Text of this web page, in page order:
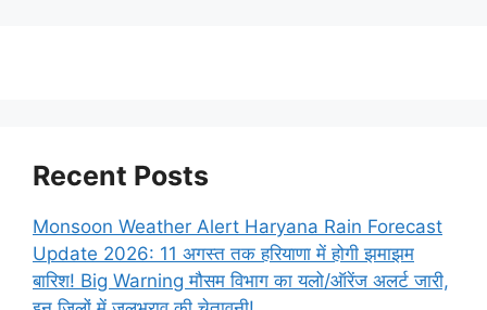
Recent Posts
Monsoon Weather Alert Haryana Rain Forecast
Update 2026: 11 अगस्त तक हरियाणा में होगी झमाझम
बारिश! Big Warning मौसम विभाग का यलो/ऑरेंज अलर्ट जारी,